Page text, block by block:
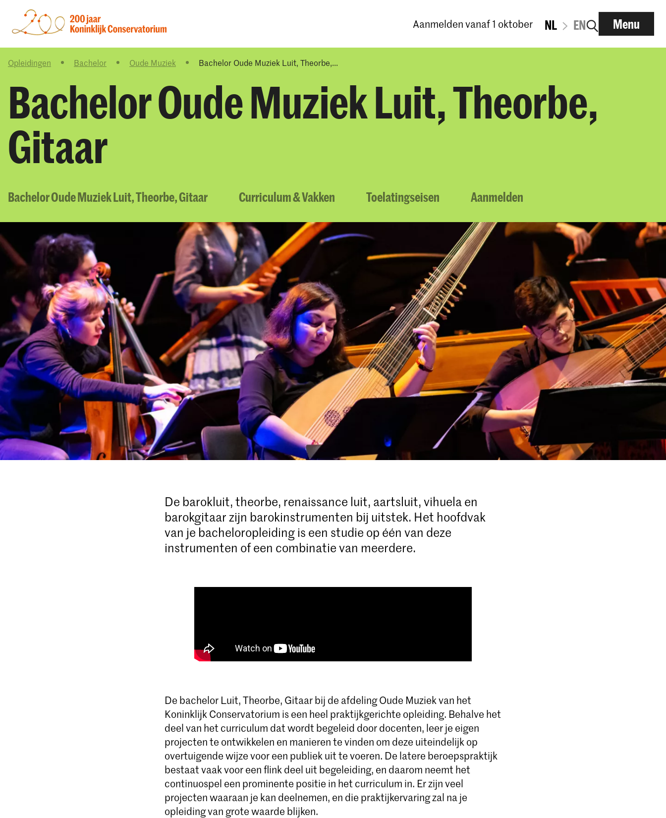
Aanmelden vanaf 1 oktober NL EN Menu
Opleidingen Bachelor Oude Muziek Bachelor Oude Muziek Luit, Theorbe,...
Bachelor Oude Muziek Luit, Theorbe,
Gitaar
Bachelor Oude Muziek Luit, Theorbe, Gitaar Curriculum & Vakken Toelatingseisen Aanmelden
De barokluit, theorbe, renaissance luit, aartsluit, vihuela en
barokgitaar zijn barokinstrumenten bij uitstek. Het hoofdvak
van je bacheloropleiding is een studie op één van deze
instrumenten of een combinatie van meerdere.
De bachelor Luit, Theorbe, Gitaar bij de afdeling Oude Muziek van het
Koninklijk Conservatorium is een heel praktijkgerichte opleiding. Behalve het
deel van het curriculum dat wordt begeleid door docenten, leer je eigen
projecten te ontwikkelen en manieren te vinden om deze uiteindelijk op
overtuigende wijze voor een publiek uit te voeren. De latere beroepspraktijk
bestaat vaak voor een flink deel uit begeleiding, en daarom neemt het
continuospel een prominente positie in het curriculum in. Er zijn veel
projecten waaraan je kan deelnemen, en die praktijkervaring zal na je
opleiding van grote waarde blijken.